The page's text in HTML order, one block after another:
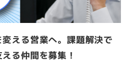
変える営業へ。課題解決で
る仲間を募集！